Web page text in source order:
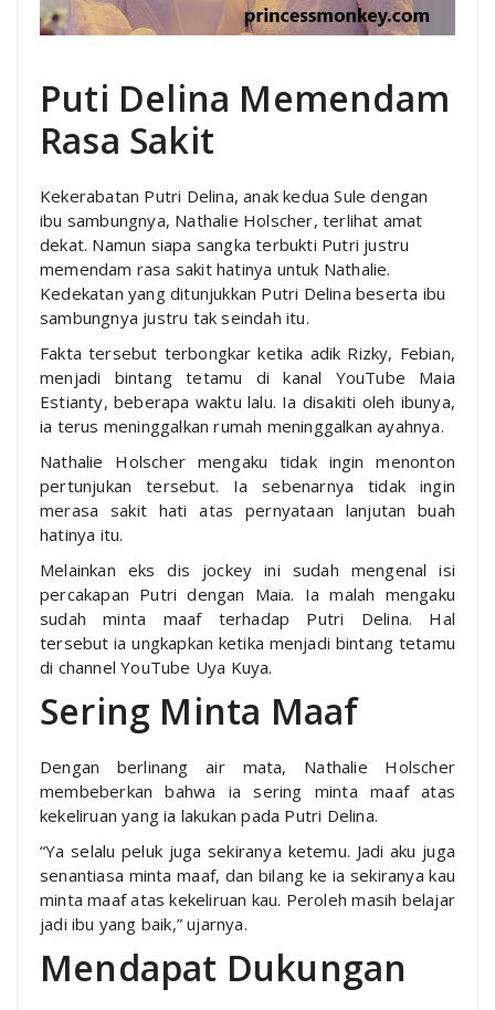
Puti Delina Memendam
Rasa Sakit
Kekerabatan Putri Delina, anak kedua Sule dengan
ibu sambungnya, Nathalie Holscher, terlihat amat
dekat. Namun siapa sangka terbukti Putri justru
memendam rasa sakit hatinya untuk Nathalie.
Kedekatan yang ditunjukkan Putri Delina beserta ibu
sambungnya justru tak seindah itu.
Fakta tersebut terbongkar ketika adik Rizky, Febian,
menjadi bintang tetamu di kanal YouTube Maia
Estianty, beberapa waktu lalu. Ia disakiti oleh ibunya,
ia terus meninggalkan rumah meninggalkan ayahnya.
Nathalie Holscher mengaku tidak ingin menonton
pertunjukan tersebut. Ia sebenarnya tidak ingin
merasa sakit hati atas pernyataan lanjutan buah
hatinya itu.
Melainkan eks dis jockey ini sudah mengenal isi
percakapan Putri dengan Maia. Ia malah mengaku
sudah minta maaf terhadap Putri Delina. Hal
tersebut ia ungkapkan ketika menjadi bintang tetamu
di channel YouTube Uya Kuya.
Sering Minta Maaf
Dengan berlinang air mata, Nathalie Holscher
membeberkan bahwa ia sering minta maaf atas
kekeliruan yang ia lakukan pada Putri Delina.
“Ya selalu peluk juga sekiranya ketemu. Jadi aku juga
senantiasa minta maaf, dan bilang ke ia sekiranya kau
minta maaf atas kekeliruan kau. Peroleh masih belajar
jadi ibu yang baik,” ujarnya.
Mendapat Dukungan